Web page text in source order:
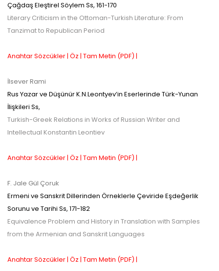
Çağdaş Eleştirel Söylem Ss, 161-170
Literary Criticism in the Ottoman-Turkish Literature: From
Tanzimat to Republican Period
Anahtar Sözcükler | Öz | Tam Metin (PDF) |
İlsever Rami
Rus Yazar ve Düşünür K.N.Leontyev’in Eserlerinde Türk-Yunan
İlişkileri Ss,
Turkish-Greek Relations in Works of Russian Writer and
Intellectual Konstantin Leontiev
Anahtar Sözcükler | Öz | Tam Metin (PDF) |
F. Jale Gül Çoruk
Ermeni ve Sanskrit Dillerinden Örneklerle Çeviride Eşdeğerlik
Sorunu ve Tarihi Ss, 171-182
Equivalence Problem and History in Translation with Samples
from the Armenian and Sanskrit Languages
Anahtar Sözcükler | Öz | Tam Metin (PDF) |